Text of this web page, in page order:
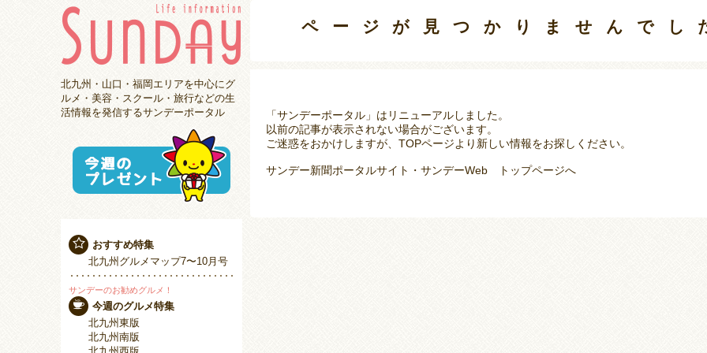
北九州・山口・福岡エリアを中心にグ
ルメ・美容・スクール・旅行などの生
活情報を発信するサンデーポータル
おすすめ特集
北九州グルメマップ7〜10月号
サンデーのお勧めグルメ！
今週のグルメ特集
北九州東版
北九州南版
ページが見つかりませんでし
「サンデーポータル」はリニューアルしました。
以前の記事が表示されない場合がございます。
ご迷惑をおかけしますが、TOPページより新しい情報をお探しください。
サンデー新聞ポータルサイト・サンデーWeb トップページへ